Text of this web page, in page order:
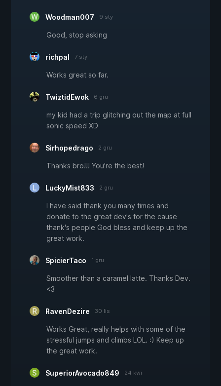
Woodman007 9 sty
Good, stop asking
richpal 7 sty
Works great so far.
TwiztidEwok 6 gru
my kid had a trip glitching out the map at full
sonic speed XD
Sirhopedrago 2 gru
Thanks bro!!! You're the best!
LuckyMist833 2 gru
I have said thank you many times and
donate to the great dev's for the cause
thank's people God bless and keep up the
great work.
SpicierTaco 1 gru
Smoother than a caramel latte. Thanks Dev.
<3
RavenDezire 30 lis
Works Great, really helps with some of the
stressful jumps and climbs LOL. :) Keep up
the great work.
SuperiorAvocado849 24 kwi